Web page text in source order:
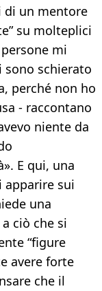
di un mentore
su molteplici
mi
sono schierato
perché non ho
- raccontano
niente da
E qui, una
apparire sui
una
ciò che si
“figure
avere forte
che il